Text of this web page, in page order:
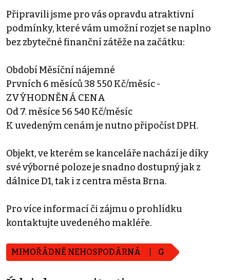
Připravili jsme pro vás opravdu atraktivní
podmínky, které vám umožní rozjet se naplno
bez zbytečné finanční zátěže na začátku:
Období Měsíční nájemné
Prvních 6 měsíců 38 550 Kč/měsíc -
ZVÝHODNĚNÁ CENA
Od 7. měsíce 56 540 Kč/měsíc
K uvedeným cenám je nutno připočíst DPH.
Objekt, ve kterém se kanceláře nachází je díky
své výborné poloze je snadno dostupný jak z
dálnice D1, tak i z centra města Brna.
Pro více informací či zájmu o prohlídku
kontaktujte uvedeného makléře.
MIMOŘÁDNĚ NEHOSPODÁRNÁ G